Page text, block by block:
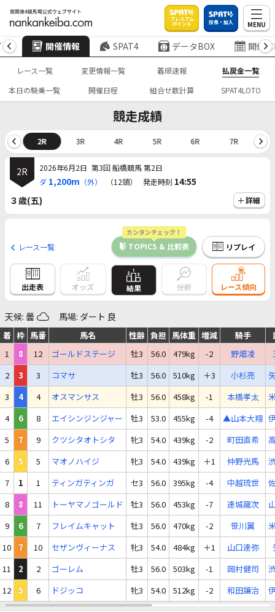
プレミアム
ポイント 投票・加入 MENU
開催情報 SPAT4 データBOX 開催
レース一覧 変更情報一覧 着順速報
払戻金一覧
本日の騎乗一覧
開催日程 組合せ数計算 SPAT4LOTO
競走成績
2R 3R 4R 5R 6R 7R
2R 2026年6月2日 第3回 船橋競馬 第2日
ダ 1,200m （外） （12頭） 発走時刻 14:55
３歳(五)
詳細
レース一覧
カンタンチェック！
TOPICS & 比較表 リプレイ
出走表 オッズ 結果 分析 レース傾向
天候: 曇 馬場: ダート 良
着 枠 馬番 馬名 性齢 負担 馬体重 増減 騎手
1
8 12 ゴールドステージ 牡3 56.0 479kg -2 野畑凌
2
3 3 コマサ 牡3 56.0 510kg ＋3 小杉亮
3
4 4 オスマンサス 牡3 56.0 458kg -1 本橋孝太
4
6 8 エイシンジンジャー 牡3 53.0 455kg -4 ▲山本大翔
5
7 9 クツシタオトシタ 牝3 54.0 439kg -2 町田直希
6
5 5 マオノハイジ 牝3 54.0 439kg ＋1 仲野光馬
7
1 1 ティンガティンガ セ3 56.0 395kg -4 中越琉世
8
8 11 トーヤマノゴールド 牡3 56.0 453kg -7 達城龍次
9
6 7 フレイムキャット 牡3 56.0 470kg -2 笹川翼
10
7 10 セザンヴィーナス 牝3 54.0 484kg ＋1 山口達弥
11
2 2 ゴーレム 牡3 56.0 503kg -1 岡村健司
12
5 6 ドジッコ 牝3 54.0 512kg -2 和田譲治